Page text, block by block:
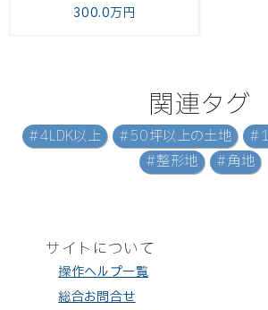
300.0万円
関連タグ
#4LDK以上 #50坪以上の土地
#整形地
#角地
サイトについて
操作ヘルプ一覧
総合お問合せ